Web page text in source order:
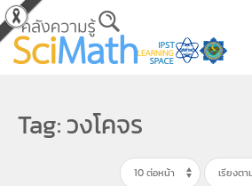
Skip to main content
Tag: วงโคจร